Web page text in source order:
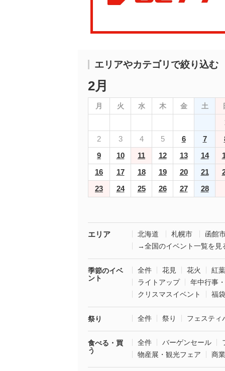
エリアやカテゴリで絞り込む
2月
月 火 水 木 金 土
2
3 4 5 6 7
9
10 11 12 13 14
16
17 18 19 20 21
23
24 25 26 27 28
エリア 北海道 札幌市
函館
→全国のイベント一覧を見
季節のイベ
ント
全件 花見 花火
紅葉
ライトアップ
年中行事
クリスマスイベント
福
祭り 全件 祭り フェスティ
食べる・買
う
全件 バーゲンセール
物産展・観光フェア
商